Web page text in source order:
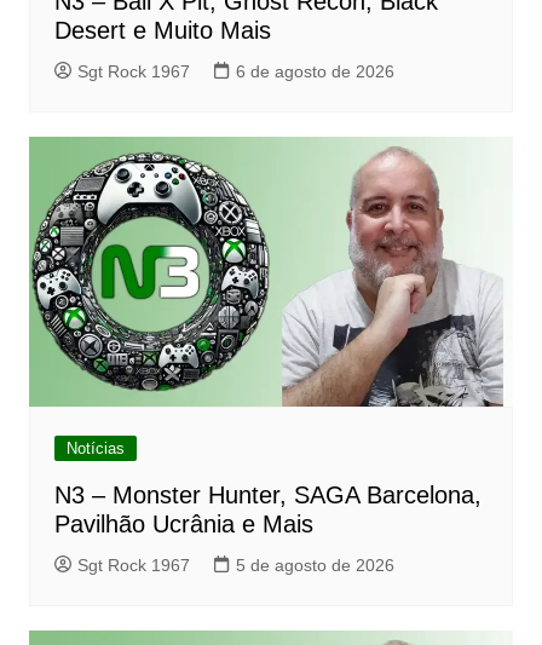
Desert e Muito Mais
Sgt Rock 1967 6 de agosto de 2026
Notícias
N3 – Monster Hunter, SAGA Barcelona,
Pavilhão Ucrânia e Mais
Sgt Rock 1967 5 de agosto de 2026